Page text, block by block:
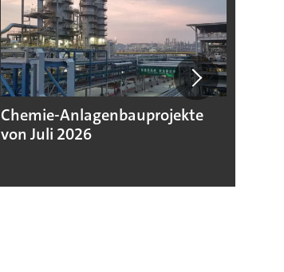
Chemie-Anlagenbauprojekte
von Juli 2026